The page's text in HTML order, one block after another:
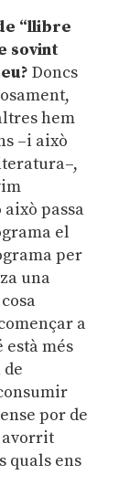
“llibre
sovint
Doncs
hem
–i això
passa
el
per
una
a
està més
por de
avorrit
quals ens